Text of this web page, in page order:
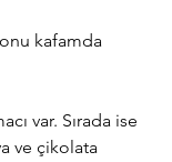
kafamda
var. Sırada ise
ve çikolata